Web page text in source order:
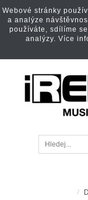
Webové stránky
a analýze
používáte, sdílíme
analýzy. Více